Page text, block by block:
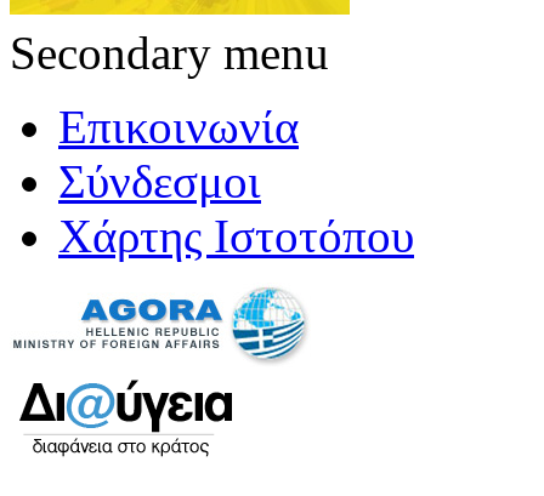
Secondary menu
Επικοινωνία
Σύνδεσμοι
Χάρτης Ιστοτόπου